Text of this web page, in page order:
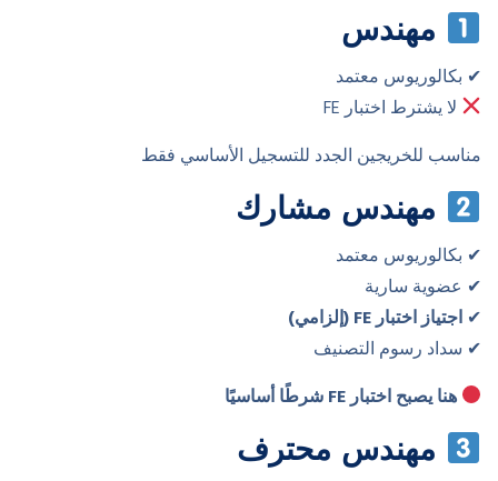
مهندس
✔ بكالوريوس معتمد
لا يشترط اختبار FE
مناسب للخريجين الجدد للتسجيل الأساسي فقط
مهندس مشارك
✔ بكالوريوس معتمد
✔ عضوية سارية
✔ اجتياز اختبار FE (إلزامي)
✔ سداد رسوم التصنيف
هنا يصبح اختبار FE شرطًا أساسيًا
مهندس محترف